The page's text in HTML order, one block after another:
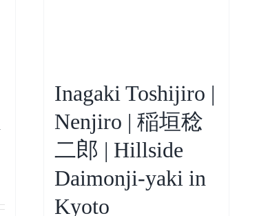
Inagaki Toshijiro |
Nenjiro | 稲垣稔
二郎 | Hillside
Daimonji-yaki in
Kyoto